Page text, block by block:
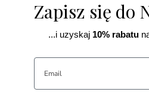
Zapisz się do
...i uzyskaj10% rabatu